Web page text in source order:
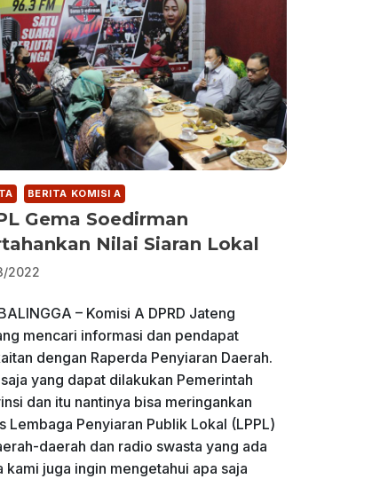
BERITA KOMISI A
Gema Soedirman
Nilai Siaran Lokal
2022
– Komisi A DPRD Jateng
mencari informasi dan pendapat
dengan Raperda Penyiaran Daerah.
yang dapat dilakukan Pemerintah
dan itu nantinya bisa meringankan
Lembaga Penyiaran Publik Lokal (LPPL)
daerah dan radio swasta yang ada
kami juga ingin mengetahui apa saja